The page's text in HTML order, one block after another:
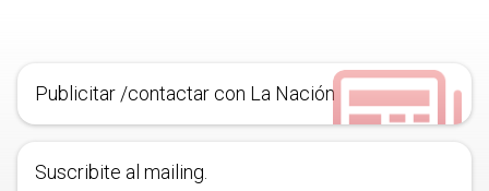
Publicitar /contactar con La Nación
Suscribite al mailing.